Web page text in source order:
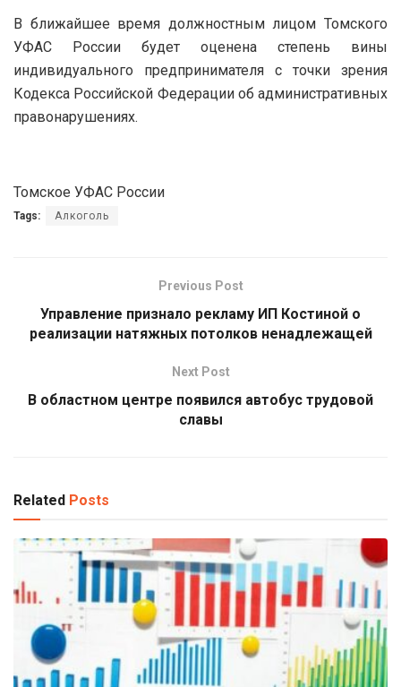
В ближайшее время должностным лицом Томского
УФАС России будет оценена степень вины
индивидуального предпринимателя с точки зрения
Кодекса Российской Федерации об административных
правонарушениях.
Томское УФАС России
Tags: Алкоголь
Previous Post
Управление признало рекламу ИП Костиной о
реализации натяжных потолков ненадлежащей
Next Post
В областном центре появился автобус трудовой
славы
Related Posts